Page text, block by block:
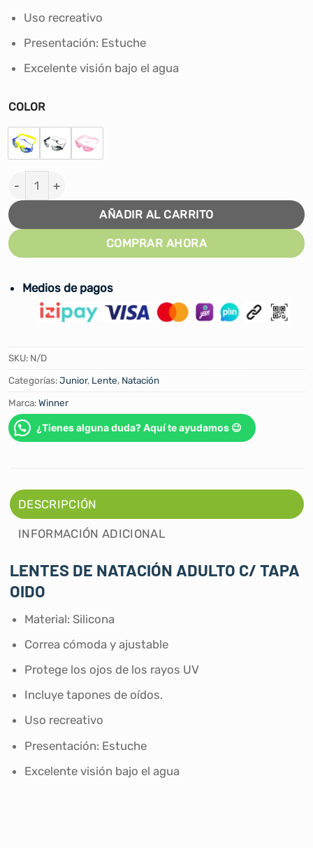
Uso recreativo
Presentación: Estuche
Excelente visión bajo el agua
COLOR
LENTE DE NATACIÓN ADULTO WINNER #W9W-17
AÑADIR AL CARRITO
COMPRAR AHORA
Medios de pagos
SKU: N/D
Categorías:Junior, Lente, Natación
Marca:Winner
¿Tienes alguna duda? Aquí te ayudamos 😉
DESCRIPCIÓN
INFORMACIÓN ADICIONAL
LENTES DE NATACIÓN ADULTO C/ TAPA
OIDO
Material: Silicona
Correa cómoda y ajustable
Protege los ojos de los rayos UV
Incluye tapones de oídos.
Uso recreativo
Presentación: Estuche
Excelente visión bajo el agua